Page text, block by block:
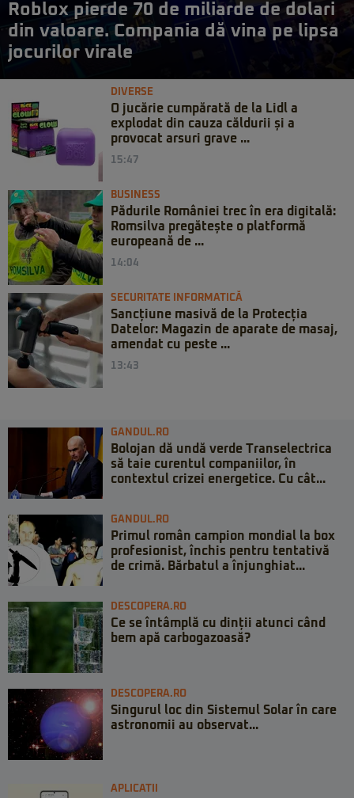
Roblox pierde 70 de miliarde de dolari
din valoare. Compania dă vina pe lipsa
jocurilor virale
DIVERSE
O jucărie cumpărată de la Lidl a
explodat din cauza căldurii și a
provocat arsuri grave ...
15:47
BUSINESS
Pădurile României trec în era digitală:
Romsilva pregătește o platformă
europeană de ...
14:04
SECURITATE INFORMATICĂ
Sancțiune masivă de la Protecția
Datelor: Magazin de aparate de masaj,
amendat cu peste ...
13:43
GANDUL.RO
Bolojan dă undă verde Transelectrica
să taie curentul companiilor, în
contextul crizei energetice. Cu cât...
GANDUL.RO
Primul român campion mondial la box
profesionist, închis pentru tentativă
de crimă. Bărbatul a înjunghiat...
DESCOPERA.RO
Ce se întâmplă cu dinții atunci când
bem apă carbogazoasă?
DESCOPERA.RO
Singurul loc din Sistemul Solar în care
astronomii au observat...
APLICATII